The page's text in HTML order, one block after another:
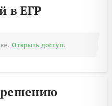
в ЕГР
Открыть доступ.